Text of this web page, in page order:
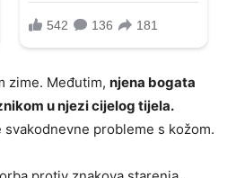
zime. Međutim, njena bogata
u njezi cijelog tijela.
probleme s kožom.